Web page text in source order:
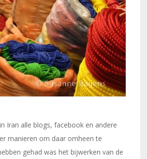
Iran alle blogs, facebook en andere
manieren om daar omheen te
gehad was het bijwerken van de